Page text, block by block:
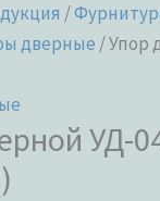
/
дверные / Упор
УД-